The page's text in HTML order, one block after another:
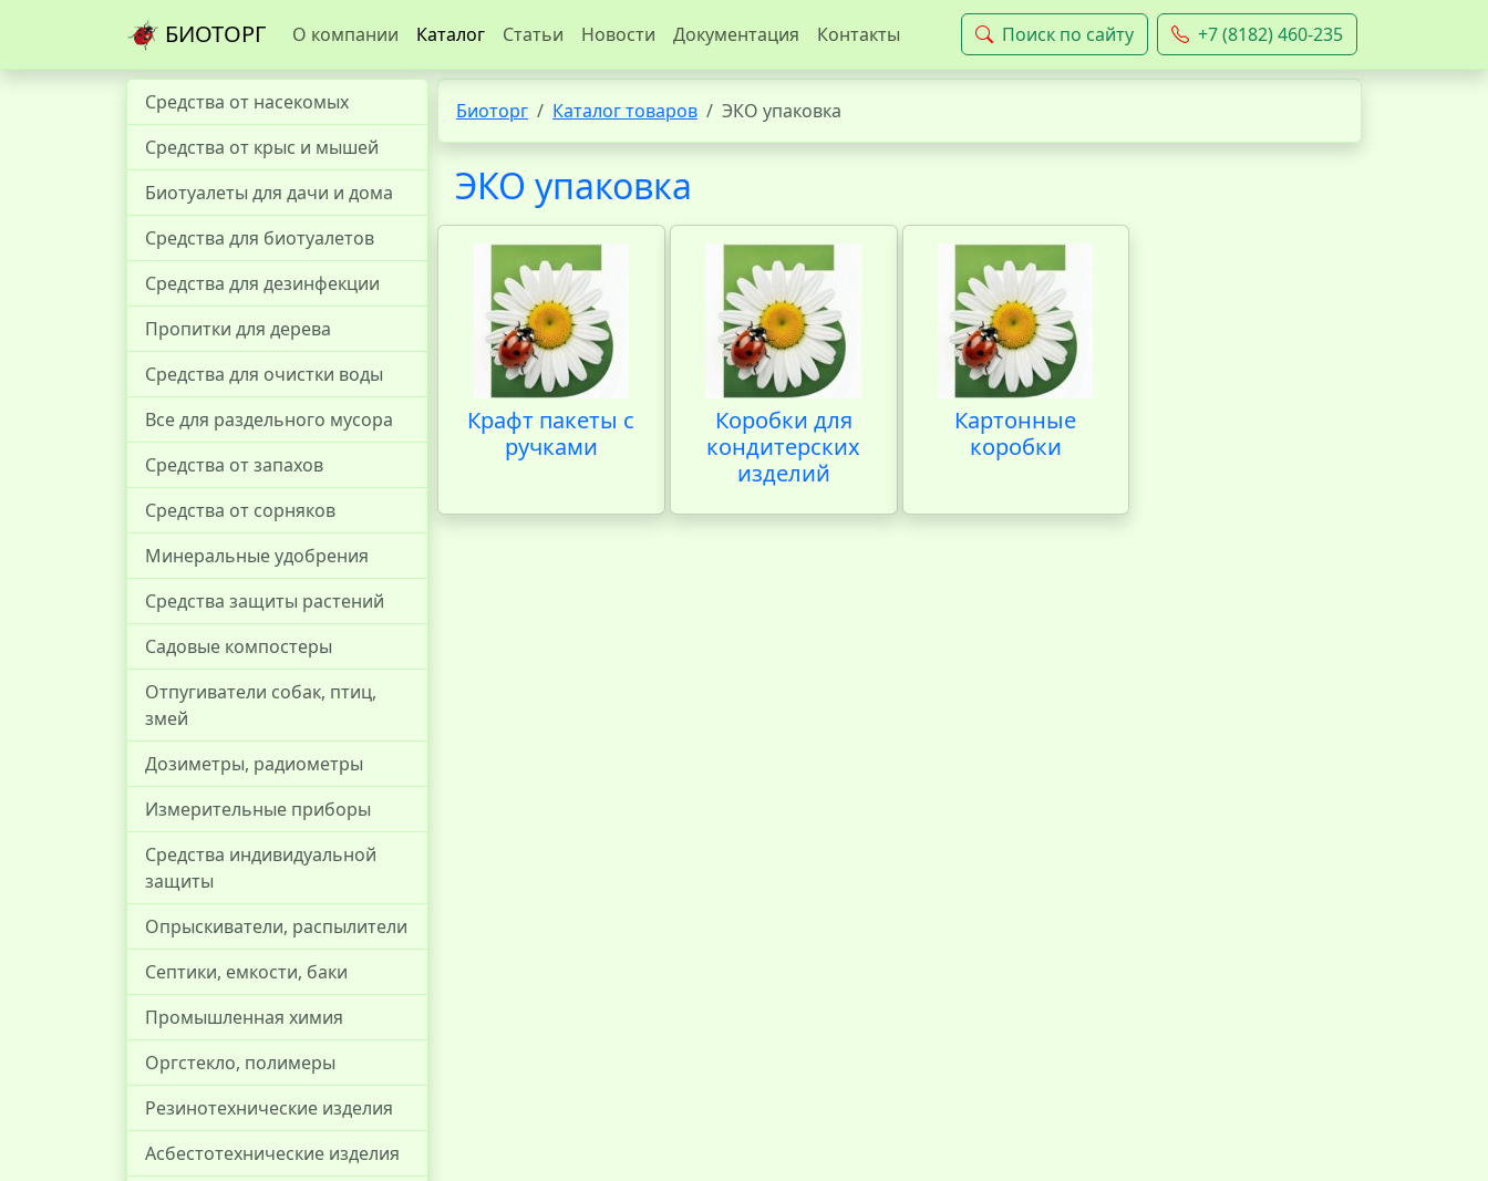
БИОТОРГ О компании Каталог Статьи Новости Документация Контакты Поиск по сайту +7 (8182) 460-235
Средства от насекомых
Средства от крыс и мышей
Биотуалеты для дачи и дома
Средства для биотуалетов
Средства для дезинфекции
Пропитки для дерева
Средства для очистки воды
Все для раздельного мусора
Средства от запахов
Средства от сорняков
Минеральные удобрения
Средства защиты растений
Садовые компостеры
Отпугиватели собак, птиц,
змей
Дозиметры, радиометры
Измерительные приборы
Средства индивидуальной
защиты
Опрыскиватели, распылители
Септики, емкости, баки
Промышленная химия
Оргстекло, полимеры
Резинотехнические изделия
Асбестотехнические изделия
Биоторг Каталог товаров ЭКО упаковка
ЭКО упаковка
Крафт пакеты с
ручками
Коробки для
кондитерских
изделий
Картонные
коробки